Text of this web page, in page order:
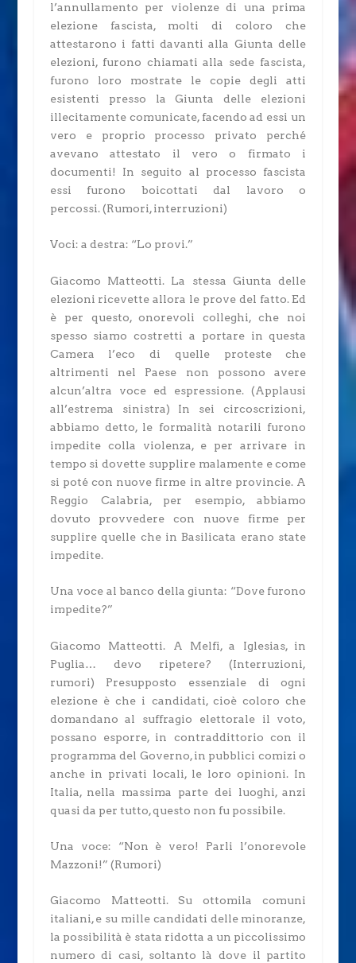
l’annullamento per violenze di una prima
elezione fascista, molti di coloro che
attestarono i fatti davanti alla Giunta delle
elezioni, furono chiamati alla sede fascista,
furono loro mostrate le copie degli atti
esistenti presso la Giunta delle elezioni
illecitamente comunicate, facendo ad essi un
vero e proprio processo privato perché
avevano attestato il vero o firmato i
documenti! In seguito al processo fascista
essi furono boicottati dal lavoro o
percossi.(Rumori, interruzioni)
Voci: a destra: “Lo provi.”
Giacomo Matteotti.La stessa Giunta delle
elezioni ricevette allora le prove del fatto. Ed
è per questo, onorevoli colleghi, che noi
spesso siamo costretti a portare in questa
Camera l’eco di quelle proteste che
altrimenti nel Paese non possono avere
alcun’altra voce ed espressione.(Applausi
all’estrema sinistra) In sei circoscrizioni,
abbiamo detto, le formalità notarili furono
impedite colla violenza, e per arrivare in
tempo si dovette supplire malamente e come
si poté con nuove firme in altre provincie. A
Reggio Calabria, per esempio, abbiamo
dovuto provvedere con nuove firme per
supplire quelle che in Basilicata erano state
impedite.
Una voce al banco della giunta: “Dove furono
impedite?”
Giacomo Matteotti. A Melfi, a Iglesias, in
Puglia… devo ripetere?(Interruzioni,
rumori) Presupposto essenziale di ogni
elezione è che i candidati, cioè coloro che
domandano al suffragio elettorale il voto,
possano esporre, in contraddittorio con il
programma del Governo, in pubblici comizi o
anche in privati locali, le loro opinioni. In
Italia, nella massima parte dei luoghi, anzi
quasi da per tutto, questo non fu possibile.
Una voce: “Non è vero! Parli l’onorevole
Mazzoni!” (Rumori)
Giacomo Matteotti.Su ottomila comuni
italiani, e su mille candidati delle minoranze,
la possibilità è stata ridotta a un piccolissimo
numero di casi, soltanto là dove il partito